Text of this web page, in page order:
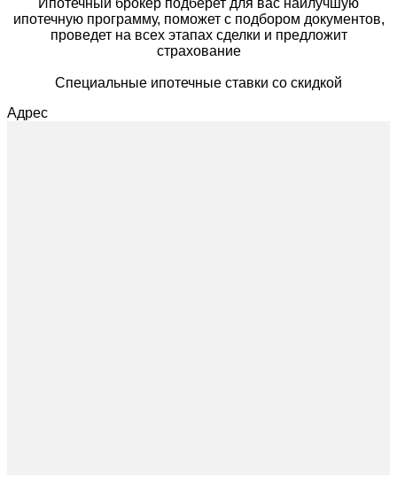
Ипотечный брокер подберет для вас наилучшую
ипотечную программу, поможет с подбором документов,
проведет на всех этапах сделки и предложит
страхование
Специальные ипотечные ставки со скидкой
Адрес